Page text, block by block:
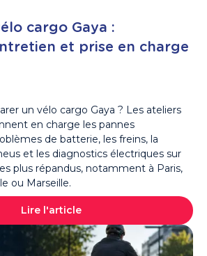
cargo Gaya :
et prise en charge
un vélo cargo Gaya ? Les ateliers
en charge les pannes
de batterie, les freins, la
et les diagnostics électriques sur
plus répandus, notamment à Paris,
ou Marseille.
Lire l'article